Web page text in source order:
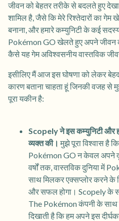
जीवन को बेहतर तरीके से बदलते हुए देखा
शामिल है, जैसे कि मेरे रिश्तेदारों का
बनाना, और हमारे कम्युनिटी के कई
Pokémon GO खेलते हुए अपने जीवन
कैसे यह गेम अविश्वसनीय वास्तविक
इसीलिए मैं आज इस घोषणा को लेकर
कारण बताना चाहता हूं जिनकी वजह
पूरा यकीन है:
Scopely ने इस कम्युनिटी और
व्यक्त की। मुझे पूरा विश्वास है
Pokémon GO न केवल अपने
वर्षों तक, वास्तविक दुनिया में
साथ मिलकर एक्सप्लोर करने के
और सफल होगा। Scopely के
The Pokémon कंपनी के साथ
दिखाती है कि हम अपने इस